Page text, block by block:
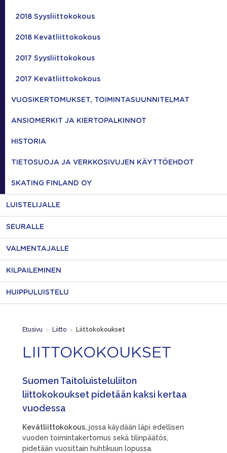
2018 Syysliittokokous
2018 Kevätliittokokous
2017 Syysliittokokous
2017 Kevätliittokokous
VUOSIKERTOMUKSET, TOIMINTASUUNNITELMAT
ANSIOMERKIT JA KIERTOPALKINNOT
HISTORIA
TIETOSUOJA JA VERKKOSIVUJEN KÄYTTÖEHDOT
SKATING FINLAND OY
LUISTELIJALLE
SEURALLE
VALMENTAJALLE
KILPAILEMINEN
HUIPPULUISTELU
Etusivu > Liitto > Liittokokoukset
LIITTOKOKOUKSET
Suomen Taitoluisteluliiton
liittokokoukset pidetään kaksi kertaa
vuodessa
Kevätliittokokous, jossa käydään läpi edellisen
vuoden toimintakertomus sekä tilinpäätös,
pidetään vuosittain huhtikuun lopussa.